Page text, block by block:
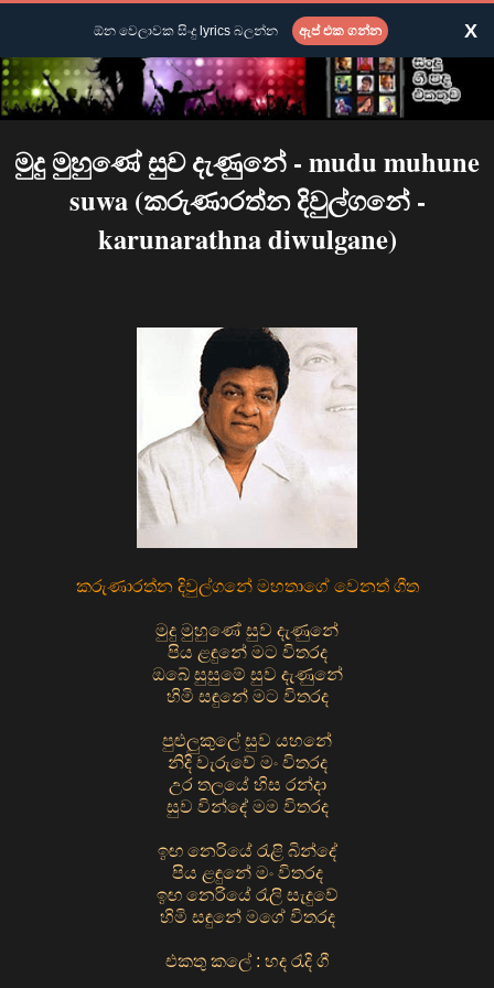
මුදු මුහුණේ සුව දැණුනේ - mudu muhune
suwa (කරුණාරත්න දිවුල්ගනේ -
karunarathna diwulgane)
කරුණාරත්න දිවුල්ගනේ මහතාගේ වෙනත් ගීත
මුදු මුහුණේ සුව දැණුනේ
පිය ළඳුනේ මට විතරද
ඔබේ සුසුමේ සුව දැණුනේ
හිමි සඳුනේ මට විතරද
පුළුලුකුලේ සුව යහනේ
නිදි වැරුවේ මං විතරද
උර තලයේ හිස රන්දා
සුව වින්දේ මම විතරද
ඉඟ නෙරියේ රැළි බින්දේ
පිය ළඳුනේ මං විතරද
ඉඟ නෙරියේ රැලි සැදුවේ
හිමි සඳුනේ මගේ විතරද
එකතු කලේ : හද රැදි ගී
ඕන වෙලාවක සිංදු lyrics බලන්න ඇප් එක ගන්න X